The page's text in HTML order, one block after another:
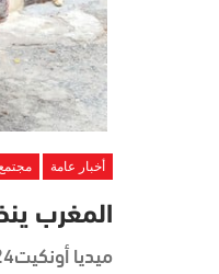
أخبار عامة
المغرب
ميديا أونكيت24